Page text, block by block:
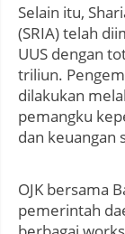
Selain itu,
(SRIA) telah
UUS dengan
triliun.
dilakukan
pemangku
dan keuangan
OJK bersama
pemerintah